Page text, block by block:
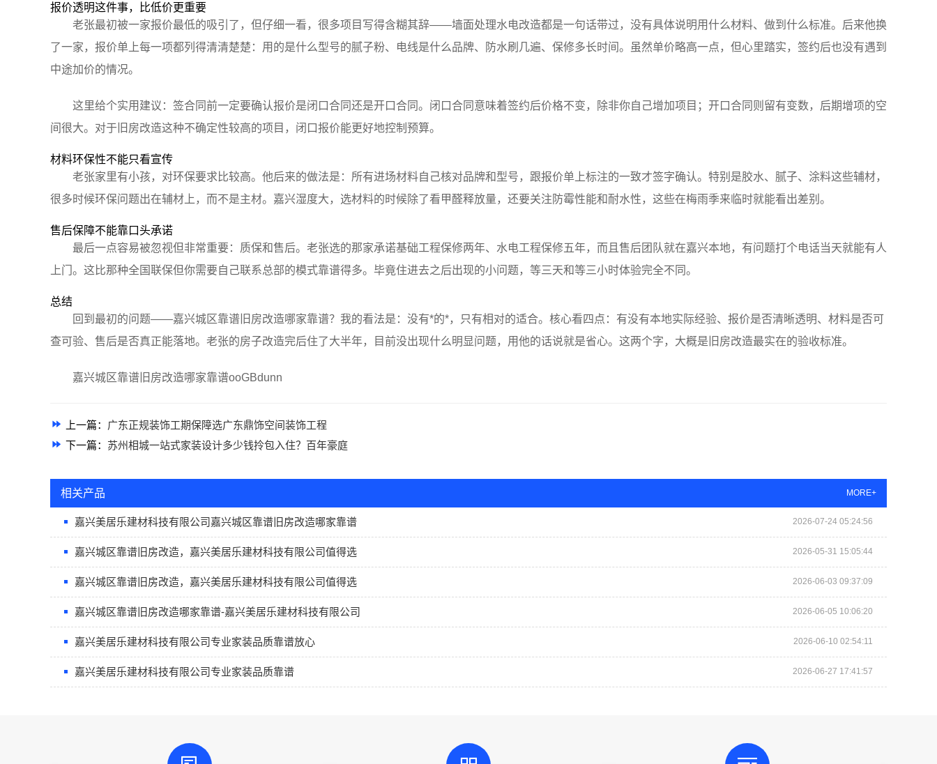
报价透明这件事，比低价更重要
老张最初被一家报价最低的吸引了，但仔细一看，很多项目写得含糊其辞——墙面处理水电改造都是一句话带过，没有具体说明用什么材料、做到什么标准。后来他换
了一家，报价单上每一项都列得清清楚楚：用的是什么型号的腻子粉、电线是什么品牌、防水刷几遍、保修多长时间。虽然单价略高一点，但心里踏实，签约后也没有遇到
中途加价的情况。
这里给个实用建议：签合同前一定要确认报价是闭口合同还是开口合同。闭口合同意味着签约后价格不变，除非你自己增加项目；开口合同则留有变数，后期增项的空
间很大。对于旧房改造这种不确定性较高的项目，闭口报价能更好地控制预算。
材料环保性不能只看宣传
老张家里有小孩，对环保要求比较高。他后来的做法是：所有进场材料自己核对品牌和型号，跟报价单上标注的一致才签字确认。特别是胶水、腻子、涂料这些辅材，
很多时候环保问题出在辅材上，而不是主材。嘉兴湿度大，选材料的时候除了看甲醛释放量，还要关注防霉性能和耐水性，这些在梅雨季来临时就能看出差别。
售后保障不能靠口头承诺
最后一点容易被忽视但非常重要：质保和售后。老张选的那家承诺基础工程保修两年、水电工程保修五年，而且售后团队就在嘉兴本地，有问题打个电话当天就能有人
上门。这比那种全国联保但你需要自己联系总部的模式靠谱得多。毕竟住进去之后出现的小问题，等三天和等三小时体验完全不同。
总结
回到最初的问题——嘉兴城区靠谱旧房改造哪家靠谱？我的看法是：没有*的*，只有相对的适合。核心看四点：有没有本地实际经验、报价是否清晰透明、材料是否可
查可验、售后是否真正能落地。老张的房子改造完后住了大半年，目前没出现什么明显问题，用他的话说就是省心。这两个字，大概是旧房改造最实在的验收标准。
嘉兴城区靠谱旧房改造哪家靠谱ooGBdunn
上一篇： 广东正规装饰工期保障选广东鼎饰空间装饰工程
下一篇： 苏州相城一站式家装设计多少钱拎包入住？百年豪庭
相关产品 MORE+
嘉兴美居乐建材科技有限公司嘉兴城区靠谱旧房改造哪家靠谱 2026-07-24 05:24:56
嘉兴城区靠谱旧房改造，嘉兴美居乐建材科技有限公司值得选 2026-05-31 15:05:44
嘉兴城区靠谱旧房改造，嘉兴美居乐建材科技有限公司值得选 2026-06-03 09:37:09
嘉兴城区靠谱旧房改造哪家靠谱-嘉兴美居乐建材科技有限公司 2026-06-05 10:06:20
嘉兴美居乐建材科技有限公司专业家装品质靠谱放心 2026-06-10 02:54:11
嘉兴美居乐建材科技有限公司专业家装品质靠谱 2026-06-27 17:41:57